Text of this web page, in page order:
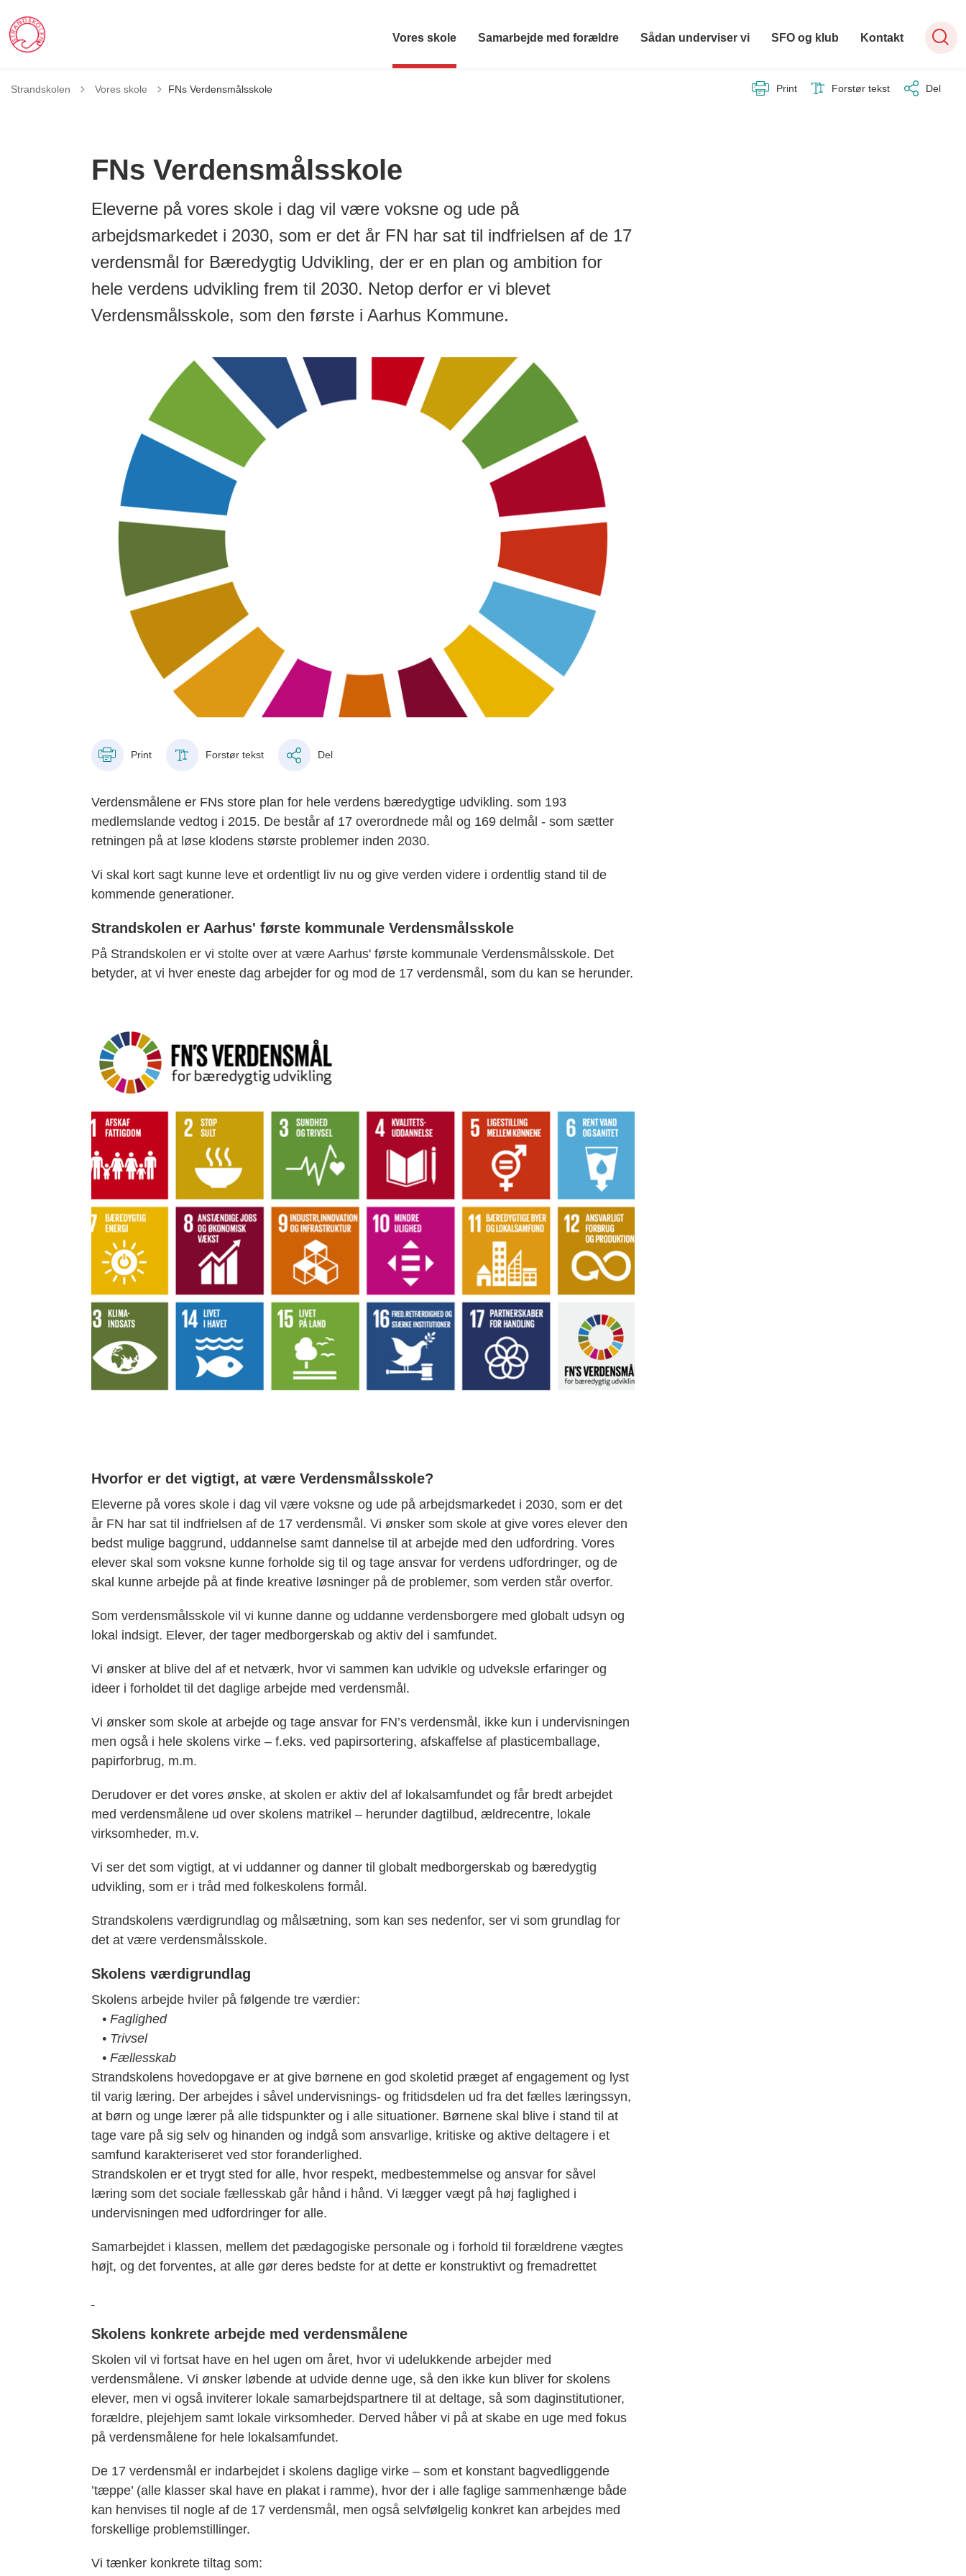
Vores skole Samarbejde med forældre Sådan underviser vi SFO og klub Kontakt
Strandskolen Tilbage til
Vores skole FNs Verdensmålsskole Print Forstør tekst Del
FNs Verdensmålsskole
Eleverne på vores skole i dag vil være voksne og ude på
arbejdsmarkedet i 2030, som er det år FN har sat til indfrielsen af de 17
verdensmål for Bæredygtig Udvikling, der er en plan og ambition for
hele verdens udvikling frem til 2030. Netop derfor er vi blevet
Verdensmålsskole, som den første i Aarhus Kommune.
Print Forstør tekst Del
Verdensmålene er FNs store plan for hele verdens bæredygtige udvikling. som 193
medlemslande vedtog i 2015. De består af 17 overordnede mål og 169 delmål - som sætter
retningen på at løse klodens største problemer inden 2030.
Vi skal kort sagt kunne leve et ordentligt liv nu og give verden videre i ordentlig stand til de
kommende generationer.
Strandskolen er Aarhus' første kommunale Verdensmålsskole
På Strandskolen er vi stolte over at være Aarhus' første kommunale Verdensmålsskole. Det
betyder, at vi hver eneste dag arbejder for og mod de 17 verdensmål, som du kan se herunder.
Hvorfor er det vigtigt, at være Verdensmålsskole?
Eleverne på vores skole i dag vil være voksne og ude på arbejdsmarkedet i 2030, som er det
år FN har sat til indfrielsen af de 17 verdensmål. Vi ønsker som skole at give vores elever den
bedst mulige baggrund, uddannelse samt dannelse til at arbejde med den udfordring. Vores
elever skal som voksne kunne forholde sig til og tage ansvar for verdens udfordringer, og de
skal kunne arbejde på at finde kreative løsninger på de problemer, som verden står overfor.
Som verdensmålsskole vil vi kunne danne og uddanne verdensborgere med globalt udsyn og
lokal indsigt. Elever, der tager medborgerskab og aktiv del i samfundet.
Vi ønsker at blive del af et netværk, hvor vi sammen kan udvikle og udveksle erfaringer og
ideer i forholdet til det daglige arbejde med verdensmål.
Vi ønsker som skole at arbejde og tage ansvar for FN’s verdensmål, ikke kun i undervisningen
men også i hele skolens virke – f.eks. ved papirsortering, afskaffelse af plasticemballage,
papirforbrug, m.m.
Derudover er det vores ønske, at skolen er aktiv del af lokalsamfundet og får bredt arbejdet
med verdensmålene ud over skolens matrikel – herunder dagtilbud, ældrecentre, lokale
virksomheder, m.v.
Vi ser det som vigtigt, at vi uddanner og danner til globalt medborgerskab og bæredygtig
udvikling, som er i tråd med folkeskolens formål.
Strandskolens værdigrundlag og målsætning, som kan ses nedenfor, ser vi som grundlag for
det at være verdensmålsskole.
Skolens værdigrundlag
Skolens arbejde hviler på følgende tre værdier:
• Faglighed
• Trivsel
• Fællesskab
Strandskolens hovedopgave er at give børnene en god skoletid præget af engagement og lyst
til varig læring. Der arbejdes i såvel undervisnings- og fritidsdelen ud fra det fælles læringssyn,
at børn og unge lærer på alle tidspunkter og i alle situationer. Børnene skal blive i stand til at
tage vare på sig selv og hinanden og indgå som ansvarlige, kritiske og aktive deltagere i et
samfund karakteriseret ved stor foranderlighed.
Strandskolen er et trygt sted for alle, hvor respekt, medbestemmelse og ansvar for såvel
læring som det sociale fællesskab går hånd i hånd. Vi lægger vægt på høj faglighed i
undervisningen med udfordringer for alle.
Samarbejdet i klassen, mellem det pædagogiske personale og i forhold til forældrene vægtes
højt, og det forventes, at alle gør deres bedste for at dette er konstruktivt og fremadrettet
Skolens konkrete arbejde med verdensmålene
Skolen vil vi fortsat have en hel ugen om året, hvor vi udelukkende arbejder med
verdensmålene. Vi ønsker løbende at udvide denne uge, så den ikke kun bliver for skolens
elever, men vi også inviterer lokale samarbejdspartnere til at deltage, så som daginstitutioner,
forældre, plejehjem samt lokale virksomheder. Derved håber vi på at skabe en uge med fokus
på verdensmålene for hele lokalsamfundet.
De 17 verdensmål er indarbejdet i skolens daglige virke – som et konstant bagvedliggende
’tæppe’ (alle klasser skal have en plakat i ramme), hvor der i alle faglige sammenhænge både
kan henvises til nogle af de 17 verdensmål, men også selvfølgelig konkret kan arbejdes med
forskellige problemstillinger.
Vi tænker konkrete tiltag som: